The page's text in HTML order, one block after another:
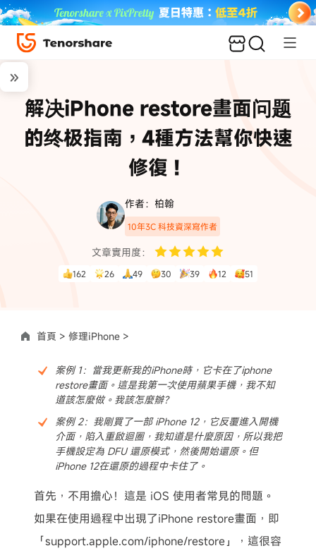
解决iPhone restore畫面问题
的终极指南，4種方法幫你快速
修復！
作者：柏翰
10年3C 科技資深寫作者
文章實用度：
162 26 49 30 39 12 51
首頁 > 修理iPhone >
案例 1：當我更新我的iPhone時，它卡在了iphone
restore畫面。這是我第一次使用蘋果手機，我不知
道該怎麼做。我該怎麼辦？
案例 2：我剛買了一部 iPhone 12，它反覆進入開機
介面，陷入重啟迴圈，我知道是什麼原因，所以我把
手機設定為 DFU 還原模式，然後開始還原。但
iPhone 12在還原的過程中卡住了。
首先，不用擔心！這是 iOS 使用者常見的問題。
如果在使用過程中出現了iPhone restore畫面，即
「support.apple.com/iphone/restore」，這很容